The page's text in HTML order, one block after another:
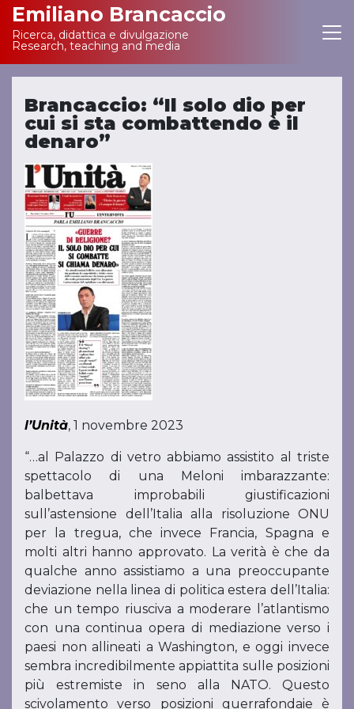
Main Navigation
Emiliano Brancaccio
Ricerca, didattica e divulgazione
Research, teaching and media
Brancaccio: “Il solo dio per
cui si sta combattendo è il
denaro”
l’Unità, 1 novembre 2023
“…al Palazzo di vetro abbiamo assistito al triste
spettacolo di una Meloni imbarazzante:
balbettava improbabili giustificazioni
sull’astensione dell’Italia alla risoluzione ONU
per la tregua, che invece Francia, Spagna e
molti altri hanno approvato. La verità è che da
qualche anno assistiamo a una preoccupante
deviazione nella linea di politica estera dell’Italia:
che un tempo riusciva a moderare l’atlantismo
con una continua opera di mediazione verso i
paesi non allineati a Washington, e oggi invece
sembra incredibilmente appiattita sulle posizioni
più estremiste in seno alla NATO. Questo
scivolamento verso posizioni guerrafondaie è